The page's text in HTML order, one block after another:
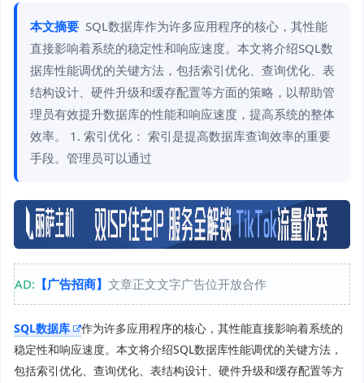
本文摘要 SQL数据库作为许多应用程序的核心，其性能
直接影响着系统的稳定性和响应速度。本文将介绍SQL数
据库性能调优的关键方法，包括索引优化、查询优化、表
结构设计、硬件升级和缓存配置等方面的策略，以帮助管
理员有效提升数据库的性能和响应速度，提高系统的整体
效率。 1. 索引优化： 索引是提高数据库查询效率的重要
手段。管理员可以通过
AD: 【广告招商】 文章正文文字广告位开放合作
SQL数据库
作为许多应用程序的核心，其性能直接影响着系统的
稳定性和响应速度。本文将介绍SQL数据库性能调优的关键方法，
包括索引优化、查询优化、表结构设计、硬件升级和缓存配置等方